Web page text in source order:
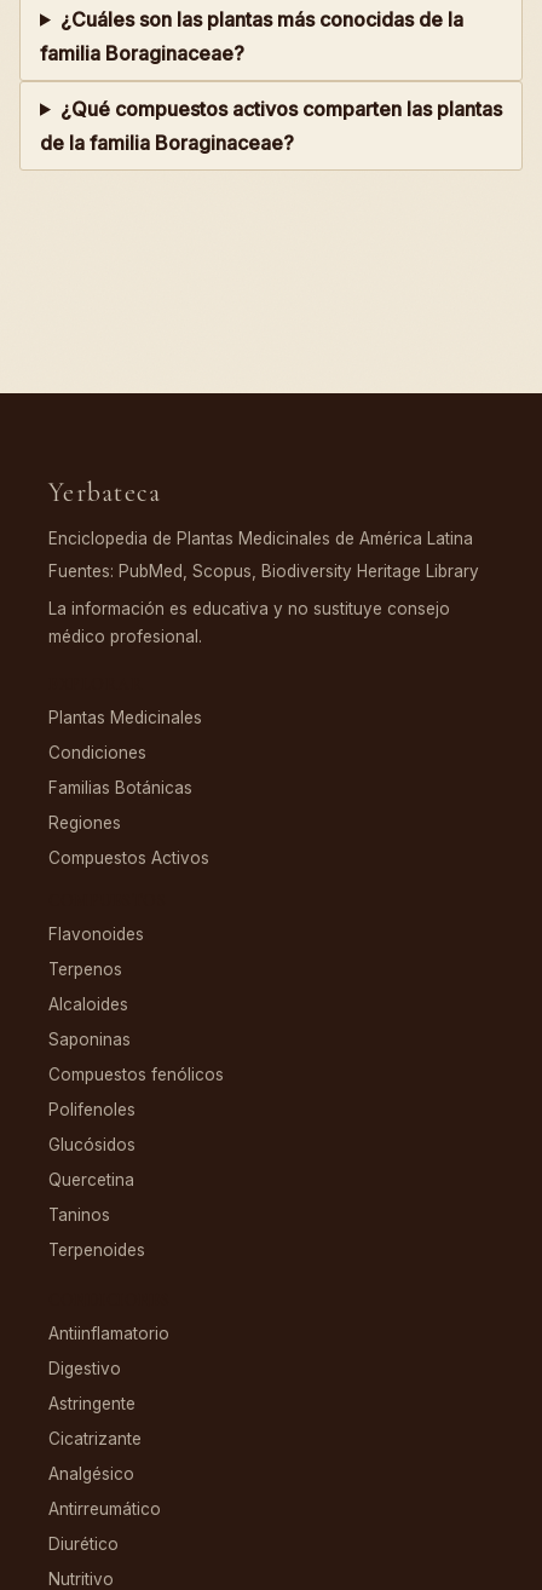
¿Cuáles son las plantas más conocidas de la
familia Boraginaceae?
¿Qué compuestos activos comparten las plantas
de la familia Boraginaceae?
Yerbateca
Enciclopedia de Plantas Medicinales de América Latina
Fuentes: PubMed, Scopus, Biodiversity Heritage Library
La información es educativa y no sustituye consejo
médico profesional.
Plantas Medicinales
Condiciones
Familias Botánicas
Regiones
Compuestos Activos
Flavonoides
Terpenos
Alcaloides
Saponinas
Compuestos fenólicos
Polifenoles
Glucósidos
Quercetina
Taninos
Terpenoides
Antiinflamatorio
Digestivo
Astringente
Cicatrizante
Analgésico
Antirreumático
Diurético
Nutritivo